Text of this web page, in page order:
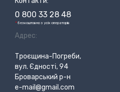
0 800 33 28 48
*безкоштовно з усіх операторів
Адрес:
Троєщина-Погреби,
вул. Єдності, 94
Броварський р-н
e-mail@gmail.com